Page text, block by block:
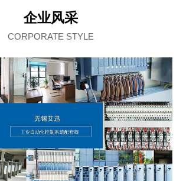
企业风采
CORPORATE STYLE